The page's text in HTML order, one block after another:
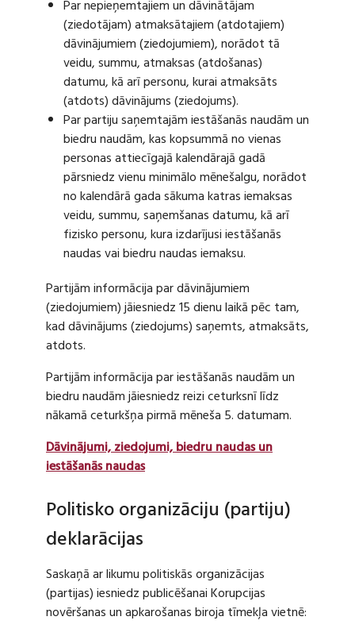
Par nepieņemtajiem un dāvinātājam
(ziedotājam) atmaksātajiem (atdotajiem)
dāvinājumiem (ziedojumiem), norādot tā
veidu, summu, atmaksas (atdošanas)
datumu, kā arī personu, kurai atmaksāts
(atdots) dāvinājums (ziedojums).
Par partiju saņemtajām iestāšanās naudām un
biedru naudām, kas kopsummā no vienas
personas attiecīgajā kalendārajā gadā
pārsniedz vienu minimālo mēnešalgu, norādot
no kalendārā gada sākuma katras iemaksas
veidu, summu, saņemšanas datumu, kā arī
fizisko personu, kura izdarījusi iestāšanās
naudas vai biedru naudas iemaksu.
Partijām informācija par dāvinājumiem
(ziedojumiem) jāiesniedz 15 dienu laikā pēc tam,
kad dāvinājums (ziedojums) saņemts, atmaksāts,
atdots.
Partijām informācija par iestāšanās naudām un
biedru naudām jāiesniedz reizi ceturksnī līdz
nākamā ceturkšņa pirmā mēneša 5. datumam.
Dāvinājumi, ziedojumi, biedru naudas un
iestāšanās naudas
Politisko organizāciju (partiju)
deklarācijas
Saskaņā ar likumu politiskās organizācijas
(partijas) iesniedz publicēšanai Korupcijas
novēršanas un apkarošanas biroja tīmekļa vietnē: